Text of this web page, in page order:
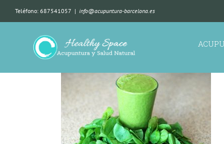
Teléfono: 687541057 | info@acupuntura-barcelona.es